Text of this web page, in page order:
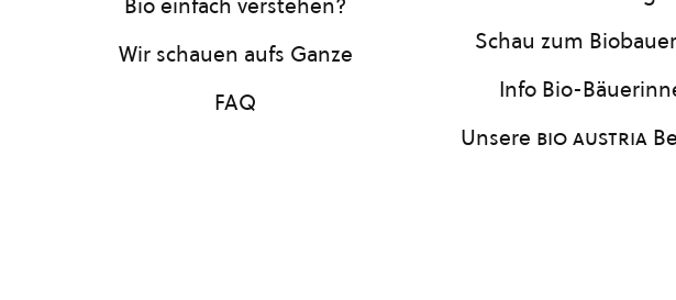
Wir schauen aufs Ganze
FAQ
Schau zum
Info Bio-
Unsere bio austria